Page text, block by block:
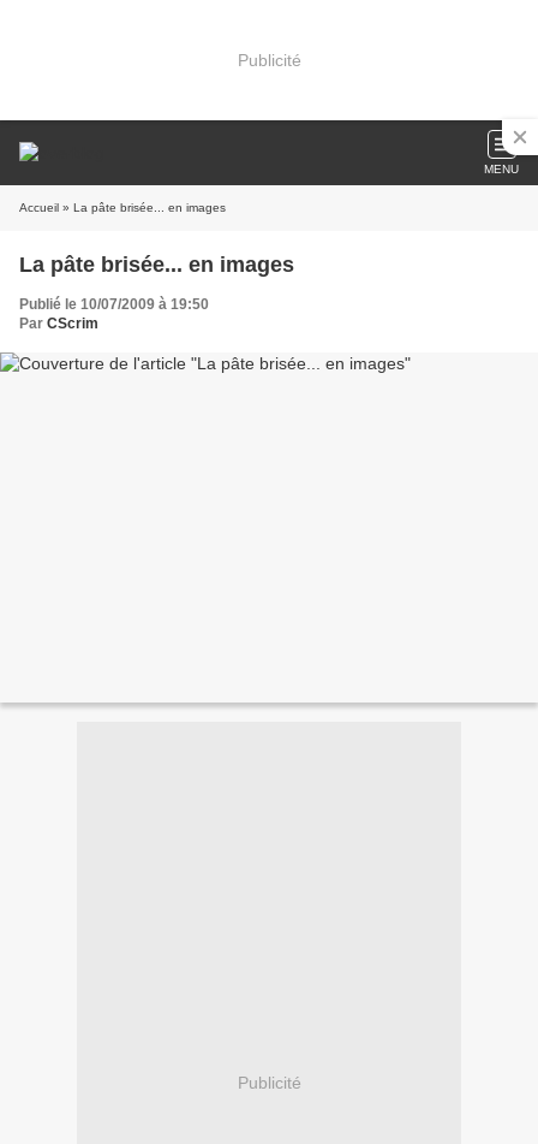
Publicité
MENU
Accueil » La pâte brisée... en images
La pâte brisée... en images
Publié le 10/07/2009 à 19:50
Par CScrim
Publicité